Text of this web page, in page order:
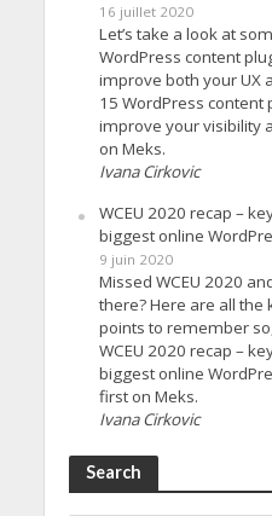
16 juillet 2020
Let’s take a look at
WordPress content
improve both your UX
15 WordPress content
improve your visibility
on Meks.
Ivana Cirkovic
WCEU 2020 recap –
biggest online
9 juin 2020
Missed WCEU 2020
there? Here are all
points to remember
WCEU 2020 recap –
biggest online
first on Meks.
Ivana Cirkovic
Search